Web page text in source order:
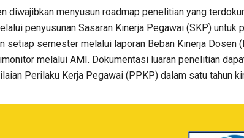
diwajibkan menyusun roadmap penelitian yang
penyusunan Sasaran Kinerja Pegawai (SKP)
setiap semester melalui laporan Beban Kinerja Dosen
melalui AMI. Dokumentasi luaran penelitian
Perilaku Kerja Pegawai (PPKP) dalam satu tahun